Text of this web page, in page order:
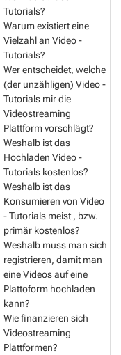
Tutorials?
Warum existiert eine
Vielzahl an Video -
Tutorials?
Wer entscheidet, welche
(der unzähligen) Video -
Tutorials mir die
Videostreaming
Plattform vorschlägt?
Weshalb ist das
Hochladen Video -
Tutorials kostenlos?
Weshalb ist das
Konsumieren von Video
- Tutorials meist , bzw.
primär kostenlos?
Weshalb muss man sich
registrieren, damit man
eine Videos auf eine
Plattoform hochladen
kann?
Wie finanzieren sich
Videostreaming
Plattformen?